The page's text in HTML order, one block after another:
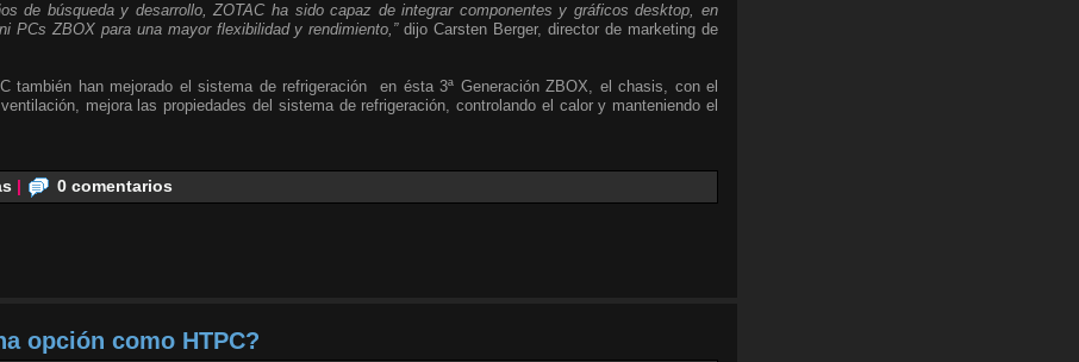
de búsqueda y desarrollo, ZOTAC ha sido capaz de integrar componentes y gráficos desktop, en
PCs ZBOX para una mayor flexibilidad y rendimiento,”dijo Carsten Berger, director de marketing de
también han mejorado el sistema de refrigeración en ésta 3ª Generación ZBOX, el chasis, con el
mejora las propiedades del sistema de refrigeración, controlando el calor y manteniendo el
| 0 comentarios
opción como HTPC?